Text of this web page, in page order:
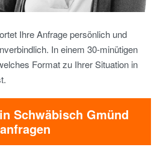
Ihre Anfrage persönlich und
In einem 30-minütigen
Format zu Ihrer Situation in
Schwäbisch Gmünd
anfragen